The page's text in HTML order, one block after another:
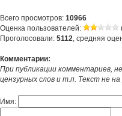
Всего просмотров: 10966
Оценка пользователей:
Проголосовали: 5112, средняя
Комментарии:
При публикации комментариев,
цензурных слов и т.п. Текст не
Имя: